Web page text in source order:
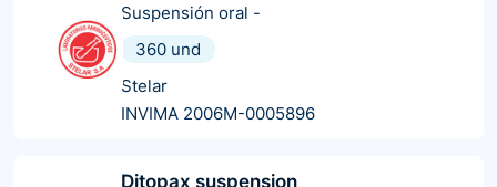
Suspensión oral -
360 und
Stelar
INVIMA 2006M-0005896
Ditopax suspension